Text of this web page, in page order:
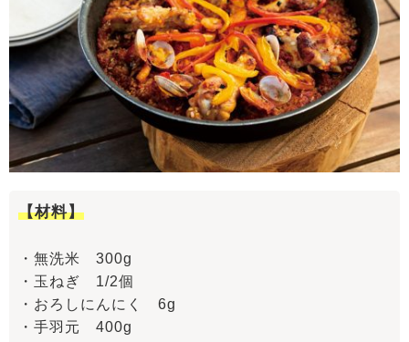
【材料】
・無洗米 300g
・玉ねぎ 1/2個
・おろしにんにく 6g
・手羽元 400g